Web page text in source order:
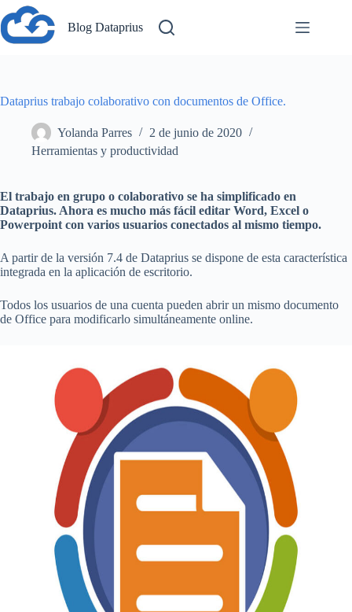
Saltar
al
contenido
Blog Dataprius
Dataprius trabajo colaborativo con documentos de Office.
Yolanda Parres
2 de junio de 2020
Herramientas y productividad
El trabajo en grupo o colaborativo se ha simplificado en
Dataprius. Ahora es mucho más fácil editar Word, Excel o
Powerpoint con varios usuarios conectados al mismo tiempo.
A partir de la versión 7.4 de Dataprius se dispone de esta característica
integrada en la aplicación de escritorio.
Todos los usuarios de una cuenta pueden abrir un mismo documento
de Office para modificarlo simultáneamente online.